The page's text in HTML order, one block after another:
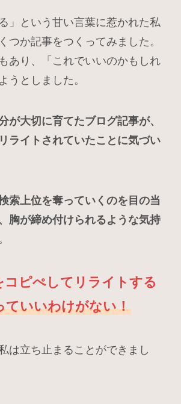
」という甘い言葉に惹かれた私
つか記事をつくってみました。
あり、「これでいいのかもしれ
うとしました。
が大切に育てたブログ記事が、
ライトされていたことに気づい
索上位を奪っていくのを目の当
胸が締め付けられるような気持
コピぺしてリライトする
ていいわけがない！
は立ち止まることができまし